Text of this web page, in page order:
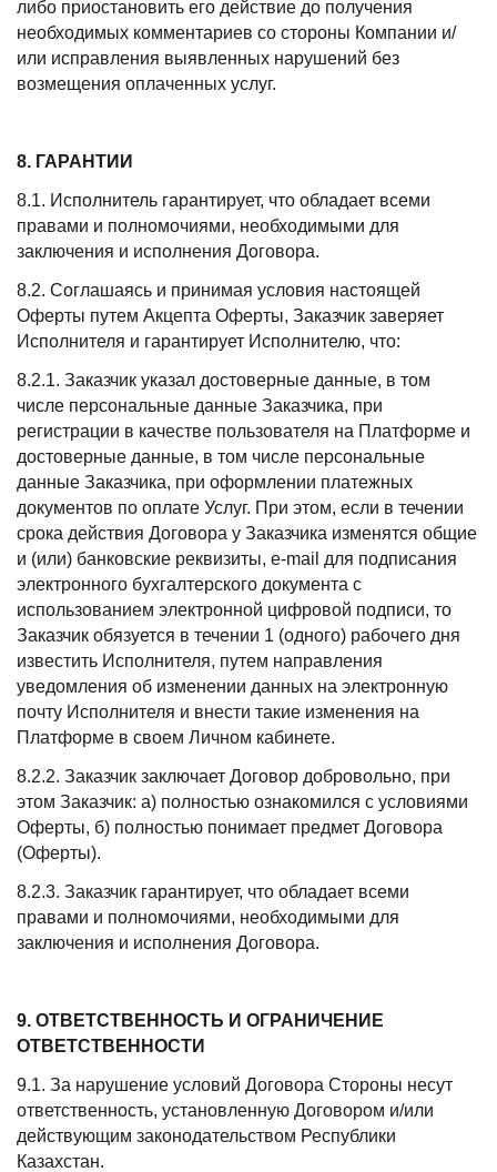
либо приостановить его действие до получения
необходимых комментариев со стороны Компании и/
или исправления выявленных нарушений без
возмещения оплаченных услуг.
8. ГАРАНТИИ
8.1. Исполнитель гарантирует, что обладает всеми
правами и полномочиями, необходимыми для
заключения и исполнения Договора.
8.2. Соглашаясь и принимая условия настоящей
Оферты путем Акцепта Оферты, Заказчик заверяет
Исполнителя и гарантирует Исполнителю, что:
8.2.1. Заказчик указал достоверные данные, в том
числе персональные данные Заказчика, при
регистрации в качестве пользователя на Платформе и
достоверные данные, в том числе персональные
данные Заказчика, при оформлении платежных
документов по оплате Услуг. При этом, если в течении
срока действия Договора у Заказчика изменятся общие
и (или) банковские реквизиты, e-mail для подписания
электронного бухгалтерского документа с
использованием электронной цифровой подписи, то
Заказчик обязуется в течении 1 (одного) рабочего дня
известить Исполнителя, путем направления
уведомления об изменении данных на электронную
почту Исполнителя и внести такие изменения на
Платформе в своем Личном кабинете.
8.2.2. Заказчик заключает Договор добровольно, при
этом Заказчик: а) полностью ознакомился с условиями
Оферты, б) полностью понимает предмет Договора
(Оферты).
8.2.3. Заказчик гарантирует, что обладает всеми
правами и полномочиями, необходимыми для
заключения и исполнения Договора.
9. ОТВЕТСТВЕННОСТЬ И ОГРАНИЧЕНИЕ
ОТВЕТСТВЕННОСТИ
9.1. За нарушение условий Договора Стороны несут
ответственность, установленную Договором и/или
действующим законодательством Республики
Казахстан.